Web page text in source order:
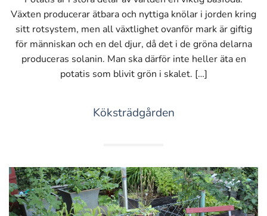
Växten producerar ätbara och nyttiga knölar i jorden kring
sitt rotsystem, men all växtlighet ovanför mark är giftig
för människan och en del djur, då det i de gröna delarna
produceras solanin. Man ska därför inte heller äta en
potatis som blivit grön i skalet. […]
Köksträdgården